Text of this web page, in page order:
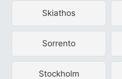
Skiathos
Sorrento
Stockholm